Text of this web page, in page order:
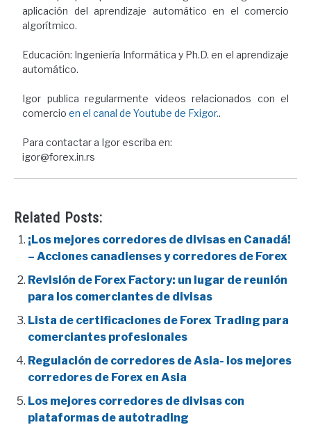
aplicación del aprendizaje automático en el comercio
algorítmico.
Educación: Ingeniería Informática y Ph.D. en el aprendizaje
automático.
Igor publica regularmente videos relacionados con el
comercio en el canal de Youtube de Fxigor..
Para contactar a Igor escriba en:
igor@forex.in.rs
Related Posts:
¡Los mejores corredores de divisas en Canadá!
– Acciones canadienses y corredores de Forex
Revisión de Forex Factory: un lugar de reunión
para los comerciantes de divisas
Lista de certificaciones de Forex Trading para
comerciantes profesionales
Regulación de corredores de Asia- los mejores
corredores de Forex en Asia
Los mejores corredores de divisas con
plataformas de autotrading